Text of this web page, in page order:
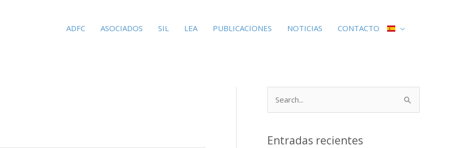
ADFC ASOCIADOS SIL LEA PUBLICACIONES NOTICIAS CONTACTO
c
Entradas recientes